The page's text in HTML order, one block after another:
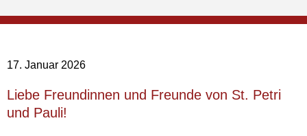
17. Januar 2026
‍Liebe Freundinnen und Freunde von St. Petri
und Pauli!